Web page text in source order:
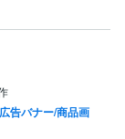
告バナー/商品画